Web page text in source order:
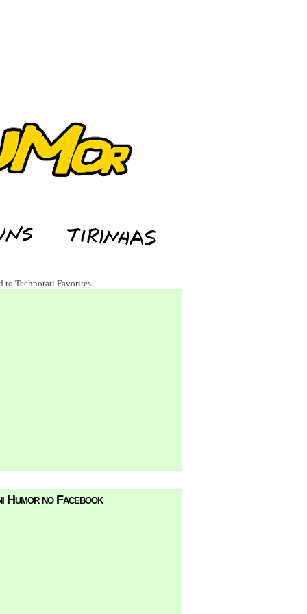
Humor no Facebook